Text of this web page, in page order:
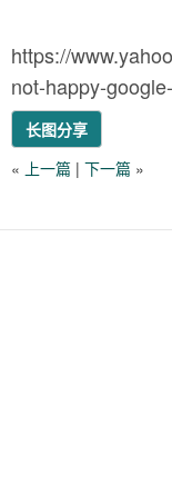
https://
not-happy-
长图分享
« 上一篇 | 下一篇 »